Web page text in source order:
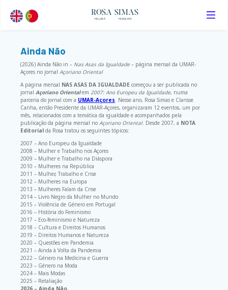
MIGRANTE
ROSA SIMAS
MULHER
Ainda Não
(2026) Ainda Não in – Nas Asas da Igualdade – página mensal da UMAR-
Açores no jornal Açoriano Oriental
A página mensal NAS ASAS DA IGUALDADE começou a ser publicada no
jornal Açoriano Orientalem 2007: Ano Europeu da Igualdade, numa
parceria do jornal com a UMAR-Açores. Nesse ano, Rosa Simas e Clarisse
Canha, então Presidente da UMAR-Açores, organizaram 12 eventos, um por
mês, relacionados com a temática da igualdade e acompanhados pela
publicação da página mensal no Açoriano Oriental. Desde 2007, a NOTA
Editorial da Rosa tratou os seguintes tópicos:
2007 – Ano Europeu da Igualdade
2008 – Mulher e Trabalho nos Açores
2009 – Mulher e Trabalho na Diáspora
2010 – Mulheres na República
2011 – Mulher, Trabalho e Crise
2012 – Mulheres na Europa
2013 – Mulheres Falam da Crise
2014 – Livro Negro da Mulher no Mundo
2015 – Violência de Género em Portugal
2016 – História do Feminismo
2017 – Eco-feminismo e Natureza
2018 – Cultura e Direitos Humanos
2019 – Direitos Humanos e Natureza
2020 – Questões em Pandemia
2021 – Ainda à Volta da Pandemia
2022 – Género na Medicina e Guerra
2023 – Género na Moda
2024 – Mais Modas
2025 – Retaliação
2026 – Ainda Não